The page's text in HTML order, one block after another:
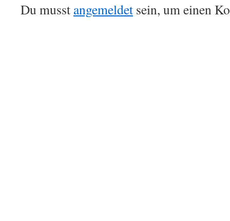
Du musst angemeldet sein, um einen